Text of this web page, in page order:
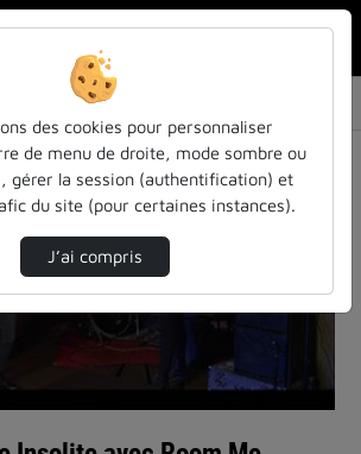
Room Me dans la Ligne Mag…
Lire
la
vidéo
des cookies pour personnaliser
de menu de droite, mode sombre ou
gérer la session (authentification) et
du site (pour certaines instances).
J’ai compris